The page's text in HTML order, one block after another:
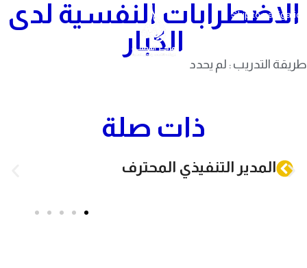
Skip to navigation
Skip to main content
الاضطرابات النفسية لدى
الكبار
طريقة التدريب : لم يحدد
ذات صلة
المدير التنفيذي المحترف